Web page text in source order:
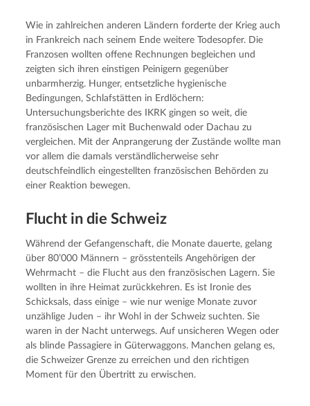
Wie in zahlreichen anderen Ländern forderte der Krieg auch
in Frankreich nach seinem Ende weitere Todesopfer. Die
Franzosen wollten offene Rechnungen begleichen und
zeigten sich ihren einstigen Peinigern gegenüber
unbarmherzig. Hunger, entsetzliche hygienische
Bedingungen, Schlafstätten in Erdlöchern:
Untersuchungsberichte des IKRK gingen so weit, die
französischen Lager mit Buchenwald oder Dachau zu
vergleichen. Mit der Anprangerung der Zustände wollte man
vor allem die damals verständlicherweise sehr
deutschfeindlich eingestellten französischen Behörden zu
einer Reaktion bewegen.
Flucht in die Schweiz
Während der Gefangenschaft, die Monate dauerte, gelang
über 80’000 Männern – grösstenteils Angehörigen der
Wehrmacht – die Flucht aus den französischen Lagern. Sie
wollten in ihre Heimat zurückkehren. Es ist Ironie des
Schicksals, dass einige – wie nur wenige Monate zuvor
unzählige Juden – ihr Wohl in der Schweiz suchten. Sie
waren in der Nacht unterwegs. Auf unsicheren Wegen oder
als blinde Passagiere in Güterwaggons. Manchen gelang es,
die Schweizer Grenze zu erreichen und den richtigen
Moment für den Übertritt zu erwischen.